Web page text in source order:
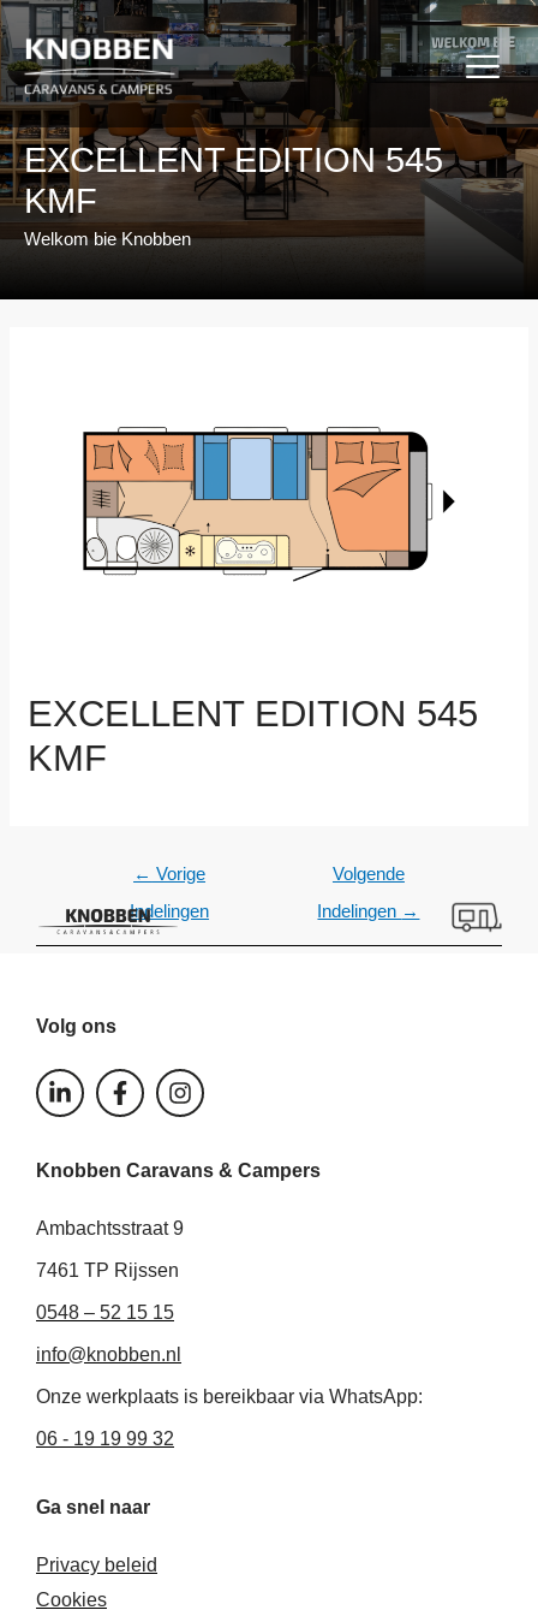
Ga
naar
de
inhoud
EXCELLENT EDITION 545
KMF
Welkom bie Knobben
EXCELLENT EDITION 545
KMF
← Vorige
Indelingen
Volgende
Indelingen →
Volg ons
L
i
e
i
-
n
F
a
b
o
-
I
n
a
r
Knobben Caravans & Campers
Ambachtsstraat 9
7461 TP Rijssen
0548 – 52 15 15
info@knobben.nl
Onze werkplaats is bereikbaar via WhatsApp:
06 - 19 19 99 32
Ga snel naar
Privacy beleid
Cookies